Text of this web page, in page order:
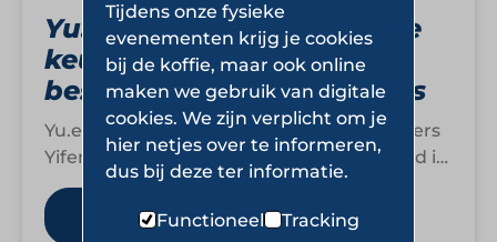
Yu.eat: Virtuele Aziatische
keukenformules vanuit
bestaande horecakeukens
Yu.eat is eind 2022 opgericht door de broers
Yifeng en Yishen Yu in Brussel. In korte tijd is
het bedrijf…
Lees meer
Tijdens onze fysieke
evenementen krijg je cookies
bij de koffie, maar ook online
maken we gebruik van digitale
cookies. We zijn verplicht om je
hier netjes over te informeren,
dus bij deze ter informatie.
Functioneel Tracking